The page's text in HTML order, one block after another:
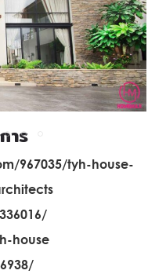
าร
967035/tyh-house-
house